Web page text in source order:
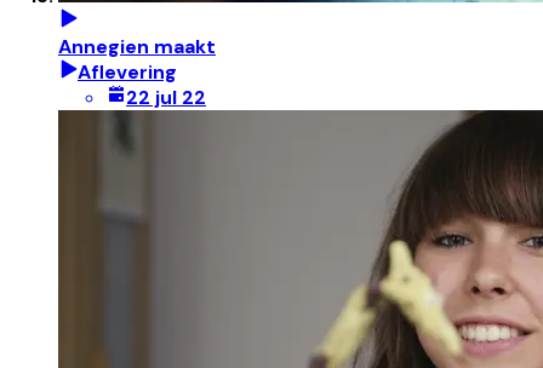
Annegien maakt
Aflevering
22 jul 22